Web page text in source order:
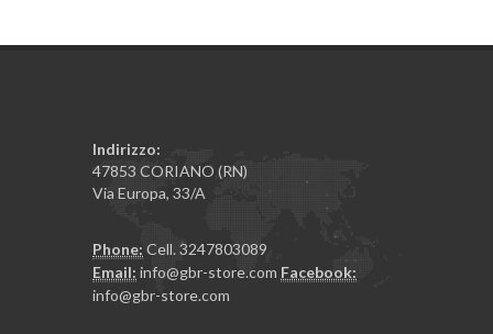
Indirizzo:
47853 CORIANO (RN)
Via Europa, 33/A
Phone: Cell. 3247803089
Email: info@gbr-store.com Facebook:
info@gbr-store.com